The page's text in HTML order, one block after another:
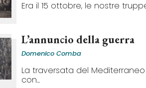
Era il 15 ottobre, le nostre
L’annuncio della guerra
Domenico Comba
La traversata del
con...